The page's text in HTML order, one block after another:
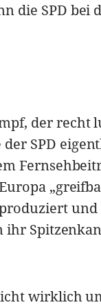
die SPD bei
der recht
SPD
und
ihr
wirklich